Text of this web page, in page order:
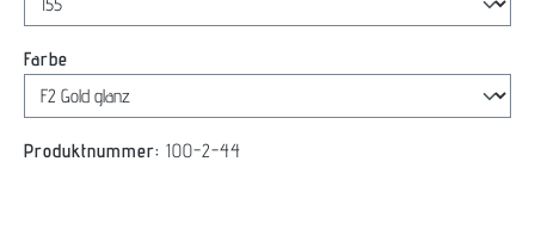
Farbe
Produktnummer: 100-2-44